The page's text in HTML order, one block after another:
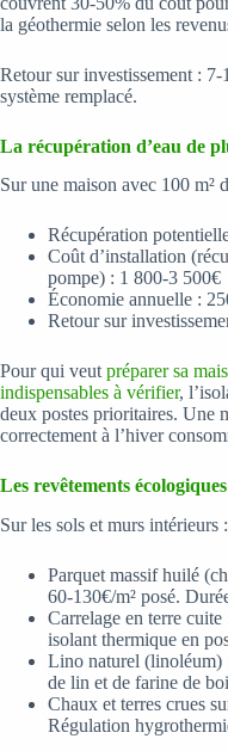
la géothermie selon les
Retour sur investissement :
système remplacé.
La récupération d’eau de
Sur une maison avec 100 m²
Récupération
Coût d’installation
pompe) : 1 800-3 500€
Économie annuelle :
Retour sur
Pour qui veutpréparer sa
indispensables à vérifier,
deux postes prioritaires. Une
correctement à l’hiver
Les revêtements écologiques
Sur les sols et murs intérieurs :
Parquet massif huilé
60-130€/m² posé.
Carrelage en terre
isolant thermique en
Lino naturel (linoléum)
de lin et de farine de
Chaux et terres crues
Régulation